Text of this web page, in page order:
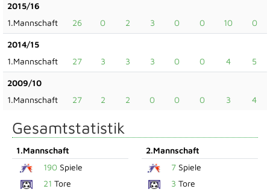
2015/16
1.Mannschaft
26 0 2 3 0 0 10 0
2014/15
1.Mannschaft
27 3 3 3 0 0 4 5
2009/10
1.Mannschaft
27 2 2 0 0 0 3 4
Gesamtstatistik
1.Mannschaft
190 Spiele
21 Tore
2.Mannschaft
7Spiele
3 Tore